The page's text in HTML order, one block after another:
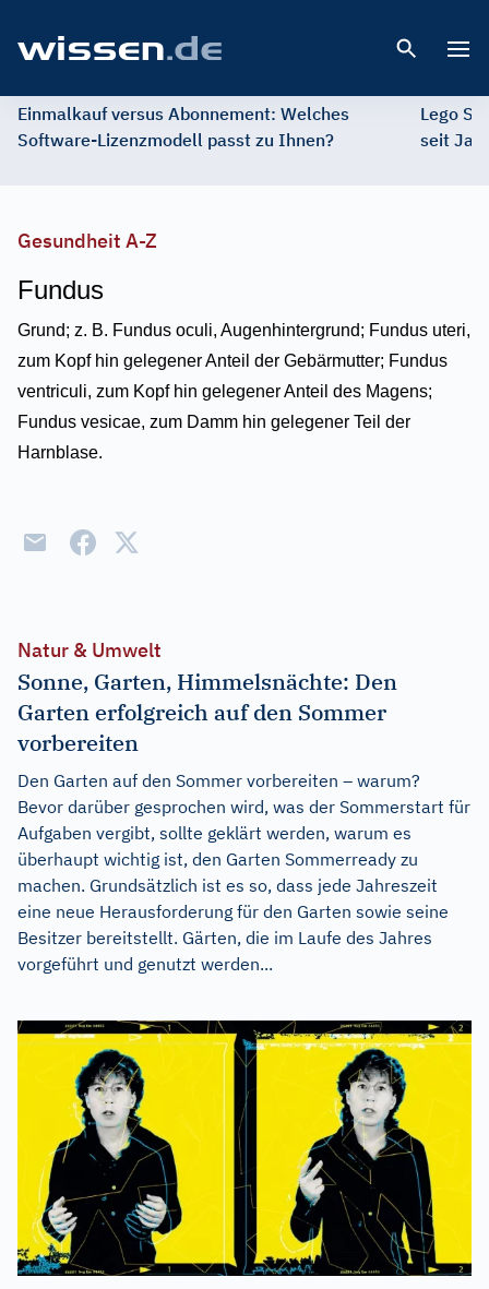
Einmalkauf versus Abonnement: Welches
Software-Lizenzmodell passt zu Ihnen?
Lego
seit
Gesundheit A-Z
Fundus
Grund; z. B. Fundus oculi, Augenhintergrund; Fundus uteri,
zum Kopf hin gelegener Anteil der Gebärmutter; Fundus
ventriculi, zum Kopf hin gelegener Anteil des Magens;
Fundus vesicae, zum Damm hin gelegener Teil der
Harnblase.
Natur & Umwelt
Sonne, Garten, Himmelsnächte: Den
Garten erfolgreich auf den Sommer
vorbereiten
Den Garten auf den Sommer vorbereiten – warum?
Bevor darüber gesprochen wird, was der Sommerstart für
Aufgaben vergibt, sollte geklärt werden, warum es
überhaupt wichtig ist, den Garten Sommerready zu
machen. Grundsätzlich ist es so, dass jede Jahreszeit
eine neue Herausforderung für den Garten sowie seine
Besitzer bereitstellt. Gärten, die im Laufe des Jahres
vorgeführt und genutzt werden...